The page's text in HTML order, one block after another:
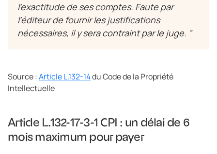
l’exactitude de ses comptes. Faute par
l’éditeur de fournir les justifications
nécessaires, il y sera contraint par le juge. ”
Source :Article L.132-14du Code de la Propriété
Intellectuelle
Article L.132-17-3-1 CPI : un délai de 6
mois maximum pour payer